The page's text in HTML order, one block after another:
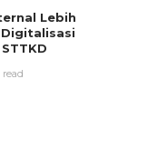
Lebih
read